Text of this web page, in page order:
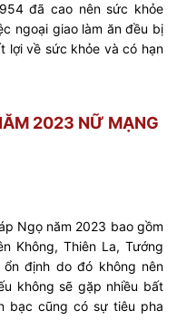
đã cao nên sức khỏe
ngoại giao làm ăn đều bị
lợi về sức khỏe và có hạn
2023 NỮ MẠNG
Ngọ năm 2023 bao gồm
Không, Thiên La, Tướng
định do đó không nên
không sẽ gặp nhiều bất
bạc cũng có sự tiêu pha